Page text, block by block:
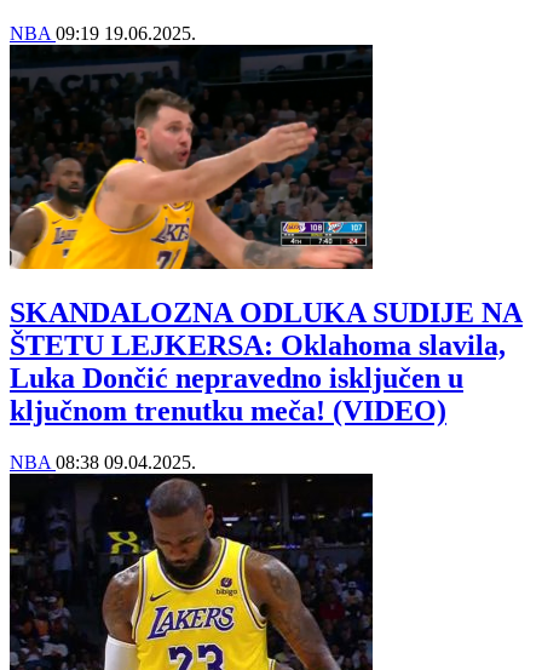
NBA 09:19 19.06.2025.
SKANDALOZNA ODLUKA SUDIJE NA
ŠTETU LEJKERSA: Oklahoma slavila,
Luka Dončić nepravedno isključen u
ključnom trenutku meča! (VIDEO)
NBA 08:38 09.04.2025.